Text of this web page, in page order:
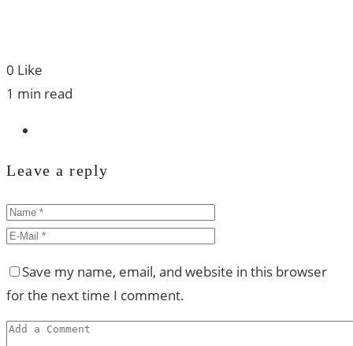
0 Like
1 min read
Leave a reply
Save my name, email, and website in this browser
for the next time I comment.